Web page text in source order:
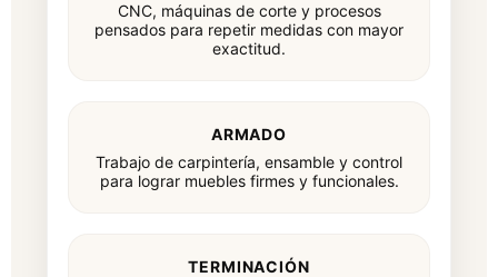
CNC, máquinas de corte y procesos
pensados para repetir medidas con mayor
exactitud.
ARMADO
Trabajo de carpintería, ensamble y control
para lograr muebles firmes y funcionales.
TERMINACIÓN